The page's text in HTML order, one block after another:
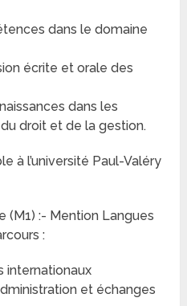
dans le domaine
écrite et orale des
dans les
droit et de la gestion.
à l’université Paul-Valéry
(M1) :- Mention Langues
:
internationaux
et échanges